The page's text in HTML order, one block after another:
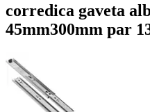
corredica gaveta
45mm300mm par